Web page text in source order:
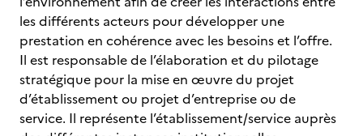
les différents acteurs pour développer une
prestation en cohérence avec les besoins et l’offre.
Il est responsable de l’élaboration et du pilotage
stratégique pour la mise en œuvre du projet
d’établissement ou projet d’entreprise ou de
service. Il représente l’établissement/service auprès